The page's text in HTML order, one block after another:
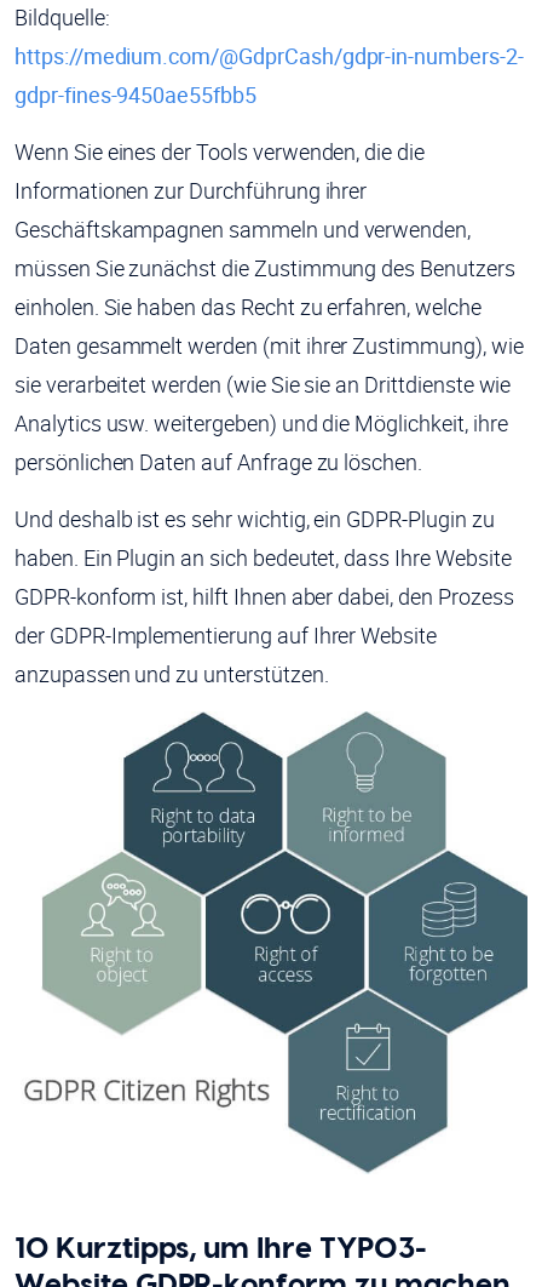
Bildquelle:
https://medium.com/@GdprCash/gdpr-in-numbers-2-
gdpr-fines-9450ae55fbb5
Wenn Sie eines der Tools verwenden, die die
Informationen zur Durchführung ihrer
Geschäftskampagnen sammeln und verwenden,
müssen Sie zunächst die Zustimmung des Benutzers
einholen. Sie haben das Recht zu erfahren, welche
Daten gesammelt werden (mit ihrer Zustimmung), wie
sie verarbeitet werden (wie Sie sie an Drittdienste wie
Analytics usw. weitergeben) und die Möglichkeit, ihre
persönlichen Daten auf Anfrage zu löschen.
Und deshalb ist es sehr wichtig, ein GDPR-Plugin zu
haben. Ein Plugin an sich bedeutet, dass Ihre Website
GDPR-konform ist, hilft Ihnen aber dabei, den Prozess
der GDPR-Implementierung auf Ihrer Website
anzupassen und zu unterstützen.
10 Kurztipps, um Ihre TYPO3-